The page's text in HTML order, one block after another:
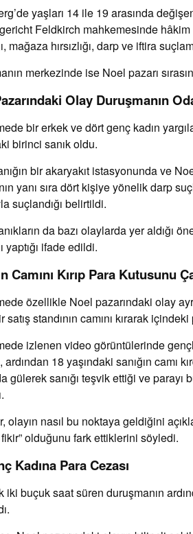
yaşları 14 ile 19 arasında
Feldkirch mahkemesinde hâkim
mağaza hırsızlığı, darp ve iftira
merkezinde ise Noel pazarı
Olay Duruşmanın
bir erkek ve dört genç kadın
birinci sanık oldu.
bir akaryakıt istasyonunda ve
yanı sıra dört kişiye yönelik darp
suçlandığı belirtildi.
da bazı olaylarda yer aldığı
yaptığı ifade edildi.
Camını Kırıp Para Kutusunu
özellikle Noel pazarındaki olay
satış standının camını kırarak
izlenen video görüntülerinde
ardından 18 yaşındaki sanığın camı
gülerek sanığı teşvik ettiği ve parayı
olayın nasıl bu noktaya geldiğini
olduğunu fark ettiklerini söyledi.
Kadına Para Cezası
iki buçuk saat süren duruşmanın